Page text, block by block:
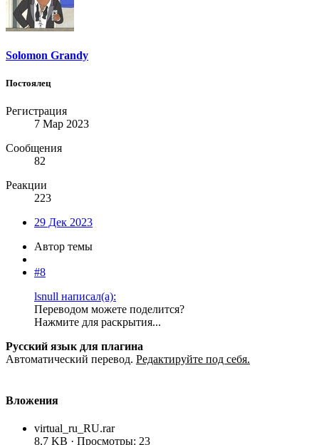
Solomon Grandy
Постоялец
Регистрация
7 Мар 2023
Сообщения
82
Реакции
223
29 Дек 2023
Автор темы
#8
lsnull написал(а):
Переводом можете поделится?
Нажмите для раскрытия...
Русский язык для плагина
Автоматический перевод. Редактируйте под себя.
Вложения
virtual_ru_RU.rar
8,7 KB · Просмотры: 23